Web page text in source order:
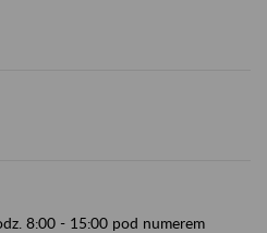
8:00 - 15:00 pod numerem